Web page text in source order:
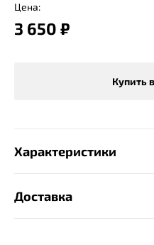
Цена:
3 650 ₽
Купить
Характеристики
Доставка